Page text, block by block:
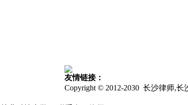
友情链接：
Copyright © 2012-2030 长沙律师,